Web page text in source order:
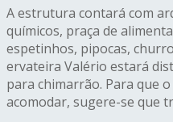
A estrutura contará com
químicos, praça de
espetinhos, pipocas,
ervateira Valério estará
para chimarrão. Para que
acomodar, sugere-se que